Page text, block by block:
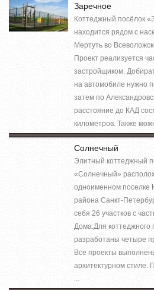
Заречное
Коттеджный посёлок
находится рядом с
Мертуть во
Проект реализуется
застройщиком.
на автомобиле нужно
затем по
расстояние до КАД
километров. Также
Солнечный
Элитный коттеджный
«Солнечный»
одноименном поселке
района Санкт-
себя 26 участков с
Дома:Для коттеджного
разработаны четыре
Все проекты
архитектурном стиле.